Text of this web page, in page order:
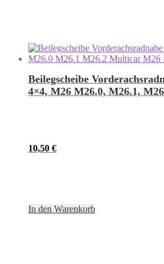
Beilegscheibe
4×4, M26 M26.0, M26.1,
10,50 €
In den Warenkorb